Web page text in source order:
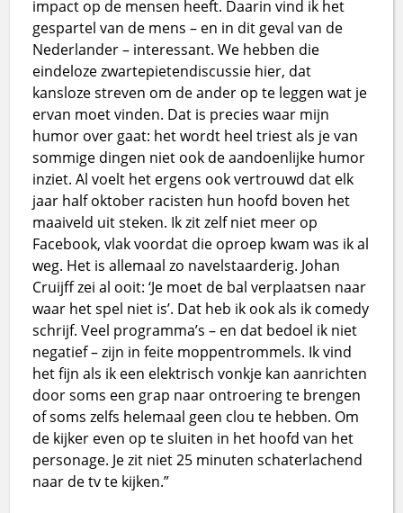
impact op de mensen heeft. Daarin vind ik het
gespartel van de mens – en in dit geval van de
Nederlander – interessant. We hebben die
eindeloze zwartepietendiscussie hier, dat
kansloze streven om de ander op te leggen wat je
ervan moet vinden. Dat is precies waar mijn
humor over gaat: het wordt heel triest als je van
sommige dingen niet ook de aandoenlijke humor
inziet. Al voelt het ergens ook vertrouwd dat elk
jaar half oktober racisten hun hoofd boven het
maaiveld uit steken. Ik zit zelf niet meer op
Facebook, vlak voordat die oproep kwam was ik al
weg. Het is allemaal zo navelstaarderig. Johan
Cruijff zei al ooit: ‘Je moet de bal verplaatsen naar
waar het spel niet is’. Dat heb ik ook als ik comedy
schrijf. Veel programma’s – en dat bedoel ik niet
negatief – zijn in feite moppentrommels. Ik vind
het fijn als ik een elektrisch vonkje kan aanrichten
door soms een grap naar ontroering te brengen
of soms zelfs helemaal geen clou te hebben. Om
de kijker even op te sluiten in het hoofd van het
personage. Je zit niet 25 minuten schaterlachend
naar de tv te kijken.”